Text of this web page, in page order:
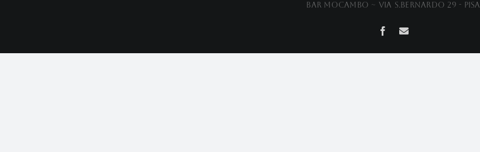
Bar Mocambo ~ Via S.Bernardo 29 - Pisa
Facebook
Email